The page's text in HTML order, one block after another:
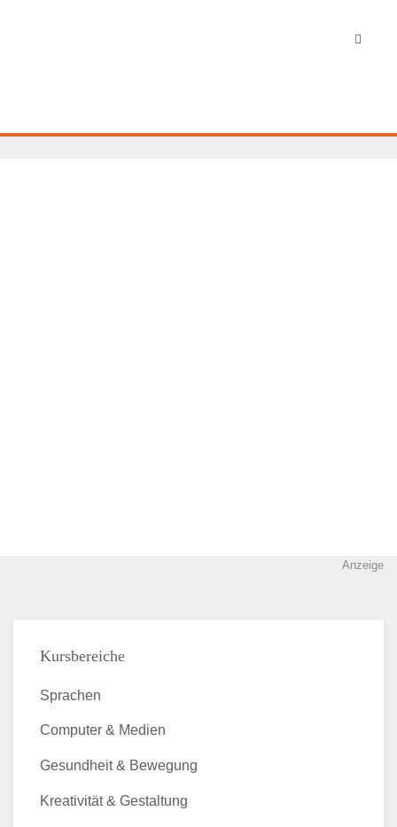
Anzeige
Kursbereiche
Sprachen
Computer & Medien
Gesundheit & Bewegung
Kreativität & Gestaltung